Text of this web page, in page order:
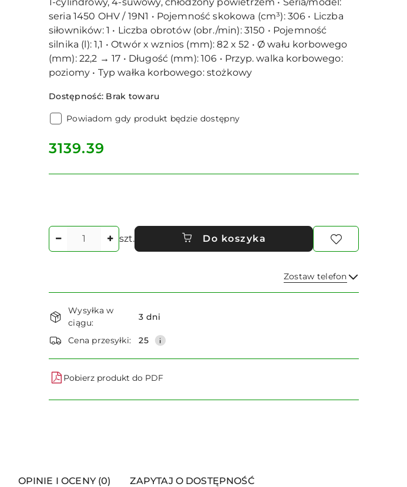
seria 1450 OHV / 19N1 • Pojemność skokowa (cm³): 306 • Liczba
siłowników: 1 • Liczba obrotów (obr./min): 3150 • Pojemność
silnika (l): 1,1 • Otwór x wznios (mm): 82 x 52 • Ø wału korbowego
(mm): 22,2 → 17 • Długość (mm): 106 • Przyp. walka korbowego:
poziomy • Typ wałka korbowego: stożkowy
Dostępność: Brak towaru
Powiadom gdy produkt będzie dostępny
cena:
3139.39
Ilość
szt. Do koszyka
Zostaw telefon
Wyślij
Dostępność
i
dostawa
Wysyłka w
ciągu:
3 dni
Cena przesyłki: 25
Pobierz produkt do PDF
OPINIE I OCENY (0) ZAPYTAJ O DOSTĘPNOŚĆ